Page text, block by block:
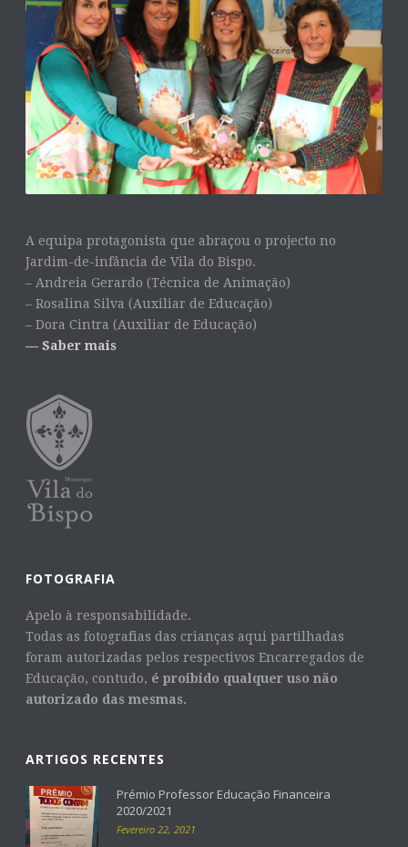
A equipa protagonista que abraçou o projecto no
Jardim-de-infância de Vila do Bispo.
– Andreia Gerardo (Técnica de Animação)
– Rosalina Silva (Auxiliar de Educação)
– Dora Cintra (Auxiliar de Educação)
— Saber mais
FOTOGRAFIA
Apelo à responsabilidade.
Todas as fotografias das crianças aqui partilhadas
foram autorizadas pelos respectivos Encarregados de
Educação, contudo, é proibido qualquer uso não
autorizado das mesmas.
ARTIGOS RECENTES
Prémio Professor Educação Financeira
2020/2021
Fevereiro 22, 2021